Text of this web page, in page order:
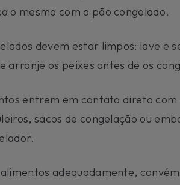
o mesmo com o pão congelado.
devem estar limpos: lave e
arranje os peixes antes de os
entrem em contato direto
sacos de congelação ou
adequadamente,